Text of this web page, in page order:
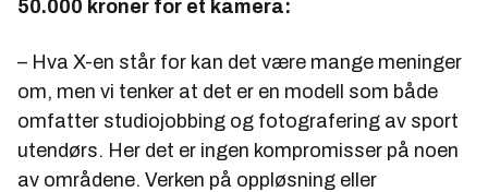
50.000 kroner for et kamera:
– Hva X-en står for kan det være mange meninger
om, men vi tenker at det er en modell som både
omfatter studiojobbing og fotografering av sport
utendørs. Her det er ingen kompromisser på noen
av områdene. Verken på oppløsning eller